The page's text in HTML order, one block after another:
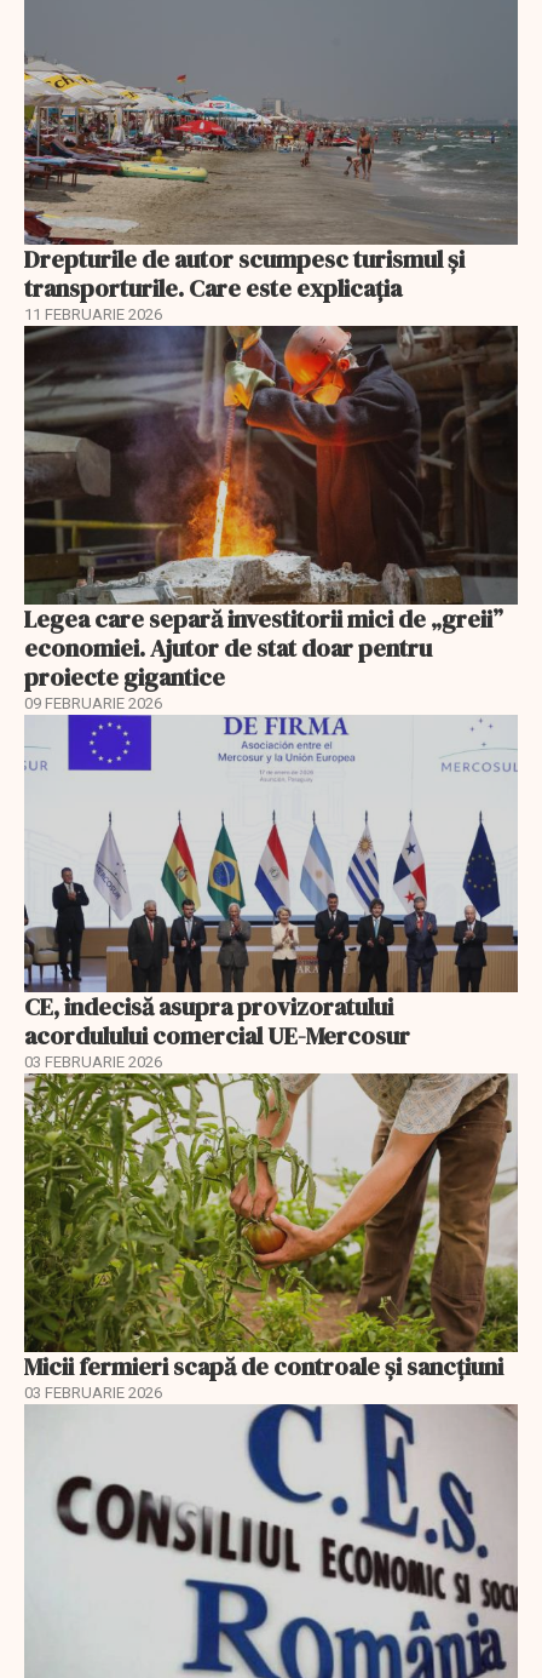
Drepturile de autor scumpesc turismul și
transporturile. Care este explicația
11 FEBRUARIE 2026
Legea care separă investitorii mici de „greii”
economiei. Ajutor de stat doar pentru
proiecte gigantice
09 FEBRUARIE 2026
CE, indecisă asupra provizoratului
acordulului comercial UE-Mercosur
03 FEBRUARIE 2026
Micii fermieri scapă de controale și sancțiuni
03 FEBRUARIE 2026